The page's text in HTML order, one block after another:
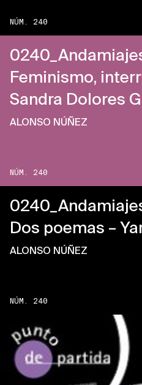
NÚM. 240
Feminismo,
Sandra Dolores
ALONSO NÚÑEZ
NÚM. 240
Dos poemas –
ALONSO NÚÑEZ
NÚM. 240